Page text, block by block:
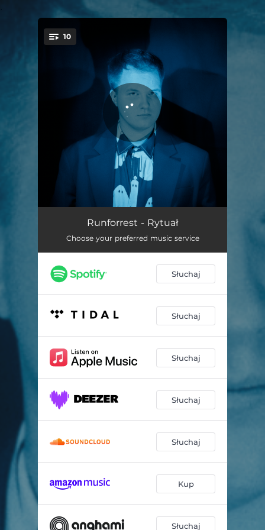
You're all set!
10
Sny mniej słodkie 03:16
Zjawa 01:34
Krwawe łzy 03:05
W sen 01:12
Zimna woda 03:23
…i stałem się duchem 03:35
Ogród ziemskich rozkoszy 03:19
Runforrest - Rytuał
Choose your preferred music service
Słuchaj
Słuchaj
Słuchaj
Słuchaj
Słuchaj
Kup
Słuchaj